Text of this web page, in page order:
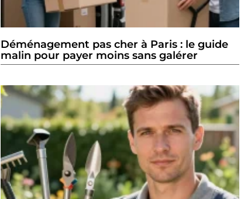
Déménagement pas cher à Paris : le guide
malin pour payer moins sans galérer